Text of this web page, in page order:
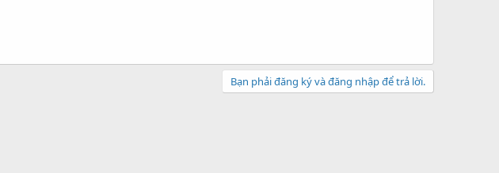
Bạn phải đăng ký và đăng nhập để trả lời.